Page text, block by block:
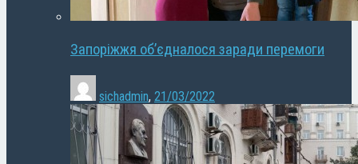
Запоріжжя об’єдналося заради перемоги
sichadmin, 21/03/2022